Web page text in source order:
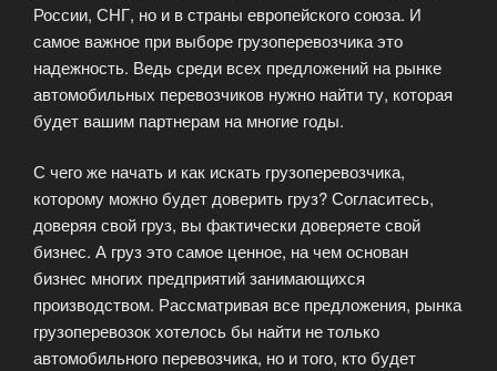
России, СНГ, но и в страны европейского союза. И
самое важное при выборе грузоперевозчика это
надежность. Ведь среди всех предложений на рынке
автомобильных перевозчиков нужно найти ту, которая
будет вашим партнерам на многие годы.
С чего же начать и как искать грузоперевозчика,
которому можно будет доверить груз? Согласитесь,
доверяя свой груз, вы фактически доверяете свой
бизнес. А груз это самое ценное, на чем основан
бизнес многих предприятий занимающихся
производством. Рассматривая все предложения, рынка
грузоперевозок хотелось бы найти не только
автомобильного перевозчика, но и того, кто будет